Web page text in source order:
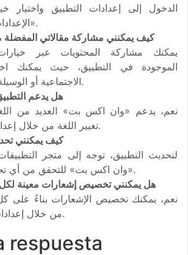
الدخول إلى إعدادات التطبيق واختيار
الإعدادات الافتراضية».
كيف يمكنني مشاركة مقالاتي
يمكنك مشاركة المحتويات عبر
الموجودة في التطبيق، حيث يمكنك
الاجتماعية أو الوسيلة التي تفضلها.
هل يدعم
نعم، يدعم «وان اكس بت» العديد من
تغيير اللغة من خلال إعدادات الحساب.
كيف يمكنني
لتحديث التطبيق، توجه إلى متجر
«وان اكس بت» للتحقق من أي تحديثات متاحة.
هل يمكنني تخصيص إشعارات معينة
نعم، يمكنك تخصيص الإشعارات بناءً على
من خلال إعدادات الإشعارات.
respuesta